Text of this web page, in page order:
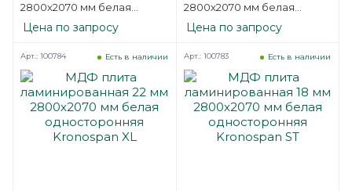
2800х2070 мм белая
односторонняя Kronospan
ST
Цена по запросу
2800х2070 мм белая
односторонняя Kronospan
Цена по запросу
Есть в наличии
Арт.: 100784 Есть в наличии
Арт.: 100783